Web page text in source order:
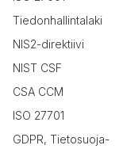
Tiedonhallintalaki
NIS2-direktiivi
NIST CSF
CSA CCM
ISO 27701
GDPR, Tietosuoja-